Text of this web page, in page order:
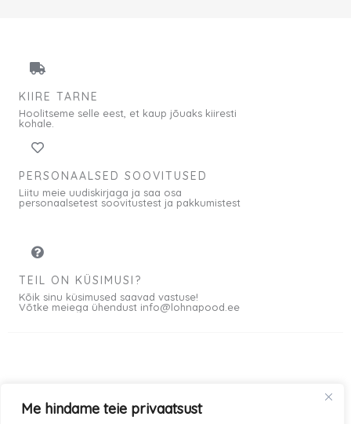
Me hindame teie privaatsust
KIIRE TARNE
Hoolitseme selle eest, et kaup jõuaks kiiresti
kohale.
PERSONAALSED SOOVITUSED
Liitu meie uudiskirjaga ja saa osa
personaalsetest soovitustest ja pakkumistest
TEIL ON KÜSIMUSI?
Kõik sinu küsimused saavad vastuse!
Võtke meiega ühendust info@lohnapood.ee
Meist